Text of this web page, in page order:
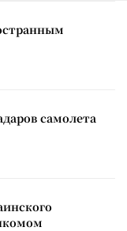
самолета